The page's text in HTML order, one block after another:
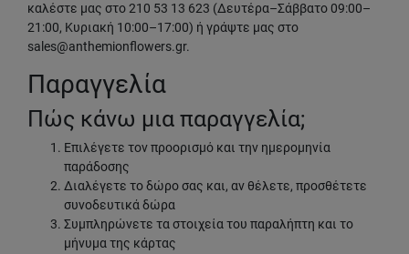
καλέστε μας στο 210 53 13 623 (Δευτέρα–Σάββατο 09:00–
21:00, Κυριακή 10:00–17:00) ή γράψτε μας στο
sales@anthemionflowers.gr.
Παραγγελία
Πώς κάνω μια παραγγελία;
Επιλέγετε τον προορισμό και την ημερομηνία
παράδοσης
Διαλέγετε το δώρο σας και, αν θέλετε, προσθέτετε
συνοδευτικά δώρα
Συμπληρώνετε τα στοιχεία του παραλήπτη και το
μήνυμα της κάρτας